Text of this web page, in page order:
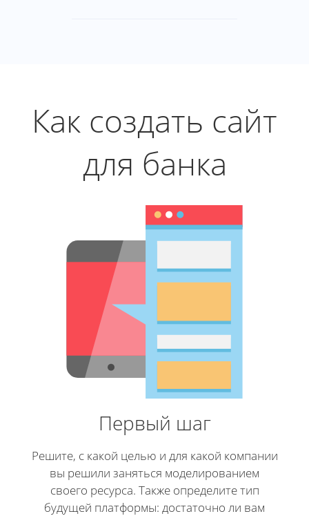
Как создать сайт
для банка
Первый шаг
Решите, с какой целью и для какой компании
вы решили заняться моделированием
своего ресурса. Также определите тип
будущей платформы: достаточно ли вам